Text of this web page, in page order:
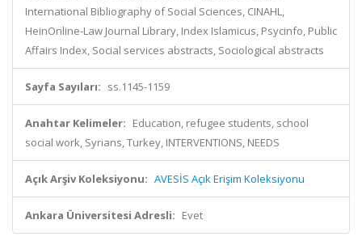
International Bibliography of Social Sciences, CINAHL,
HeinOnline-Law Journal Library, Index Islamicus, Psycinfo, Public
Affairs Index, Social services abstracts, Sociological abstracts
Sayfa Sayıları: ss.1145-1159
Anahtar Kelimeler: Education, refugee students, school
social work, Syrians, Turkey, INTERVENTIONS, NEEDS
Açık Arşiv Koleksiyonu: AVESİS Açık Erişim Koleksiyonu
Ankara Üniversitesi Adresli: Evet